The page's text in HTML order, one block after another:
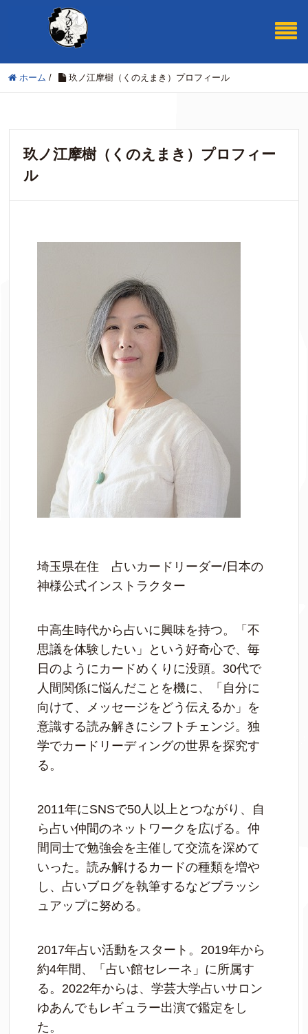
ホーム / 玖ノ江摩樹（くのえまき）プロフィール
玖ノ江摩樹（くのえまき）プロフィー
ル
埼玉県在住 占いカードリーダー/日本の
神様公式インストラクター
中高生時代から占いに興味を持つ。「不
思議を体験したい」という好奇心で、毎
日のようにカードめくりに没頭。30代で
人間関係に悩んだことを機に、「自分に
向けて、メッセージをどう伝えるか」を
意識する読み解きにシフトチェンジ。独
学でカードリーディングの世界を探究す
る。
2011年にSNSで50人以上とつながり、自
ら占い仲間のネットワークを広げる。仲
間同士で勉強会を主催して交流を深めて
いった。読み解けるカードの種類を増や
し、占いブログを執筆するなどブラッシ
ュアップに努める。
2017年占い活動をスタート。2019年から
約4年間、「占い館セレーネ」に所属す
る。2022年からは、学芸大学占いサロン
ゆあんでもレギュラー出演で鑑定をし
た。